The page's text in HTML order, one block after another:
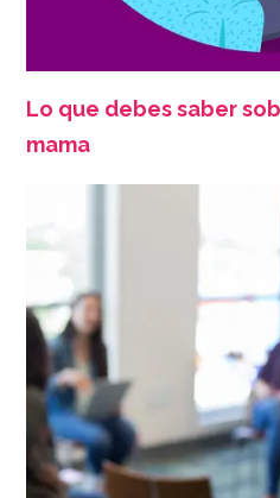
Lo que debes saber
mama